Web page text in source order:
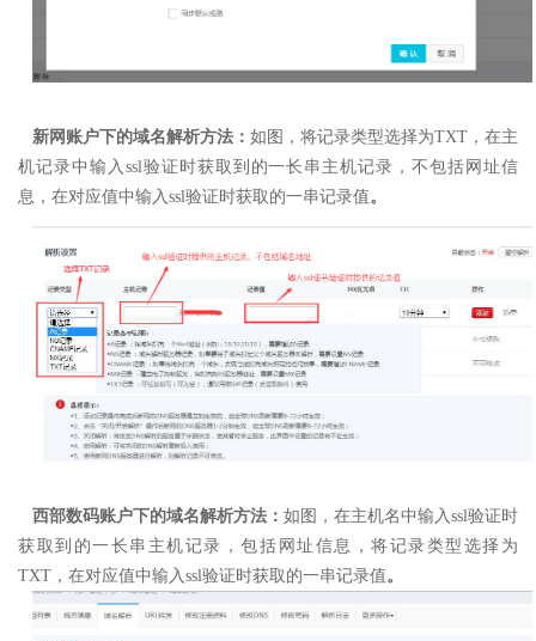
新网账户下的域名解析方法： 如图， 将记录类型选择为TXT， 在主
机记录中输入ssl验证时获取到的一长串主机记录，不包括网址信
息， 在对应值中输入ssl验证时获取的一串记录值。
西部数码账户下的域名解析方法： 如图，在主机名中输入ssl验证时
获取到的一长串主机记录，包括网址信息，将记录类型选择为
TXT， 在对应值中输入ssl验证时获取的一串记录值。